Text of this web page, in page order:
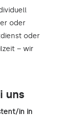
oder
oder
– wir
uns
in in